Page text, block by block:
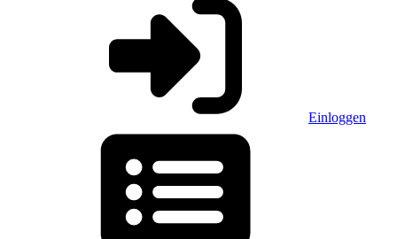
Einloggen